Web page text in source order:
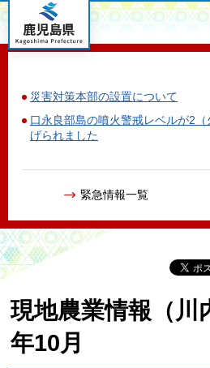
鹿児島県
災害対策本部の設置について
口永良部島の噴火警戒レベルが2
げられました
緊急情報一覧
現地農業情報（川
年10月